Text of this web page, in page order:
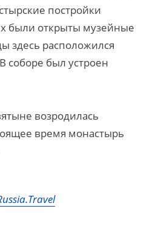
постройки
были открыты музейные
здесь расположился
соборе был устроен
возродилась
время монастырь